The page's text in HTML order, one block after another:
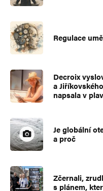
Regulace
Decroix
a
napsala v
Je globální
a proč
Zčernali,
s plánem,